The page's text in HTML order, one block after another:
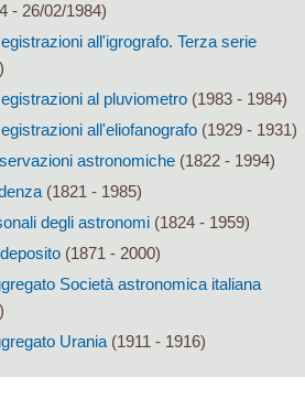
- 26/02/1984)
all'igrografo. Terza serie
al pluviometro(1983 - 1984)
all'eliofanografo(1929 - 1931)
astronomiche (1822 - 1994)
(1821 - 1985)
degli astronomi(1824 - 1959)
(1871 - 2000)
Società astronomica italiana
Urania(1911 - 1916)